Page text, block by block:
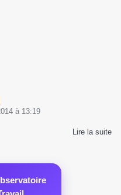
à 13:19
Lire la suite